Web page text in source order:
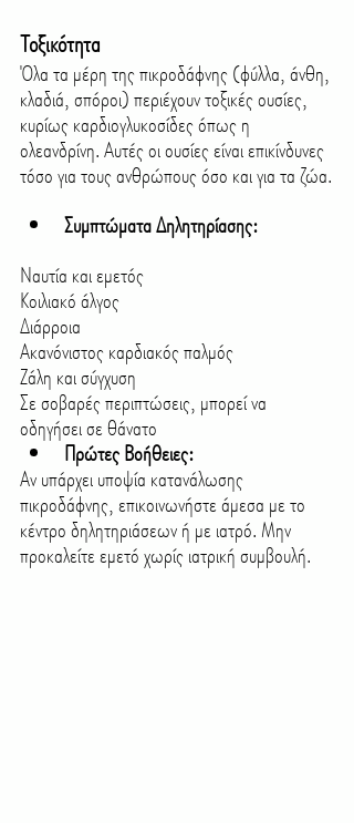
Τοξικότητα
Όλα τα μέρη της πικροδάφνης (φύλλα, άνθη,
κλαδιά, σπόροι) περιέχουν τοξικές ουσίες,
κυρίως καρδιογλυκοσίδες όπως η
ολεανδρίνη. Αυτές οι ουσίες είναι επικίνδυνες
τόσο για τους ανθρώπους όσο και για τα ζώα.
Συμπτώματα Δηλητηρίασης:
Ναυτία και εμετός
Κοιλιακό άλγος
Διάρροια
Ακανόνιστος καρδιακός παλμός
Ζάλη και σύγχυση
Σε σοβαρές περιπτώσεις, μπορεί να
οδηγήσει σε θάνατο
Πρώτες Βοήθειες:
Αν υπάρχει υποψία κατανάλωσης
πικροδάφνης, επικοινωνήστε άμεσα με το
κέντρο δηλητηριάσεων ή με ιατρό. Μην
προκαλείτε εμετό χωρίς ιατρική συμβουλή.